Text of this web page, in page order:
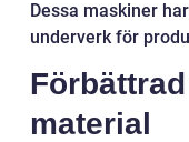
Dessa maskiner
underverk för
material